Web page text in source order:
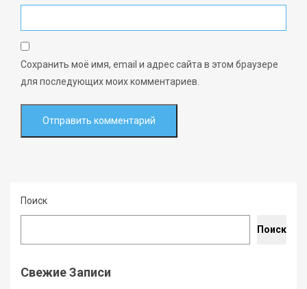
Сохранить моё имя, email и адрес сайта в этом браузере
для последующих моих комментариев.
Поиск
Поиск
Свежие Записи